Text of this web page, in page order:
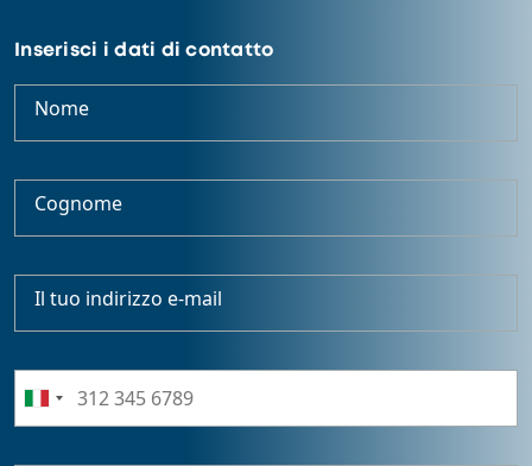
Inserisci i dati di contatto
Nome
Cognome
Il tuo indirizzo e-mail